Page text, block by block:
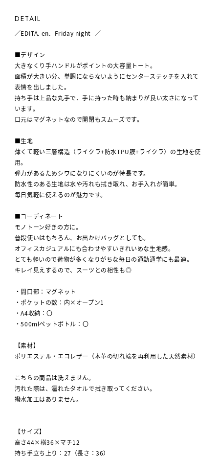
DETAIL
／EDITA. en. -Friday night- ／
■デザイン
大きなくり手ハンドルがポイントの大容量トート。
面積が大きい分、単調にならないようにセンターステッチを入れて
表情を出しました。
持ち手は上品な丸手で、手に持った時も納まりが良い太さになって
います。
口元はマグネットなので開閉もスムーズです。
■生地
薄くて軽い三層構造（ライクラ+防水TPU膜+ライクラ）の生地を使
用。
弾力があるためシワになりにくいのが特長です。
防水性のある生地は水や汚れも拭き取れ、お手入れが簡単。
毎日気軽に使えるのが魅力です。
■コーディネート
モノトーン好きの方に。
普段使いはもちろん、お出かけバッグとしても。
オフィスカジュアルにも合わせやすいきれいめな生地感。
とても軽いので荷物が多くなりがちな毎日の通勤通学にも最適。
キレイ見えするので、スーツとの相性も◎
・開口部：マグネット
・ポケットの数：内×オープン1
・A4収納：〇
・500mlペットボトル：〇
【素材】
ポリエステル・エコレザー（本革の切れ端を再利用した天然素材）
こちらの商品は洗えません。
汚れた際は、濡れたタオルで拭き取ってください。
撥水加工はありません。
【サイズ】
高さ44×横36×マチ12
持ち手立ち上り：27（長さ：36）